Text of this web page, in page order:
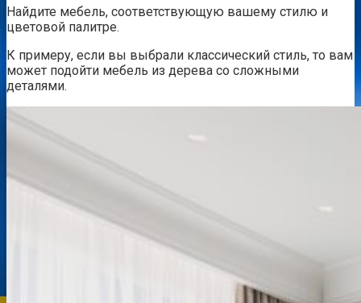
Найдите мебель, соответствующую вашему стилю и
цветовой палитре.
К примеру, если вы выбрали классический стиль, то вам
может подойти мебель из дерева со сложными
деталями.